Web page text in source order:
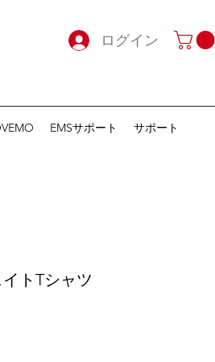
ログイン
EMSサポート サポート
トTシャツ